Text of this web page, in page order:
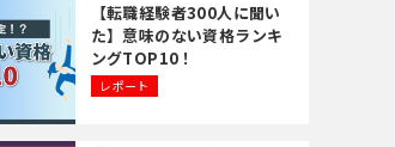
【転職経験者300人に聞い
た】意味のない資格ランキ
ングTOP10！
レポート